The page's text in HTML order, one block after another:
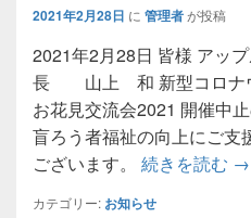
2021年2月28日 に 管理者が投稿
2021年2月28日 皆様 アッ
長 山上 和 新型コロナウ
お花見交流会2021 開催中
盲ろう者福祉の向上にご支
ございます。 続きを読む →
カテゴリー: お知らせ